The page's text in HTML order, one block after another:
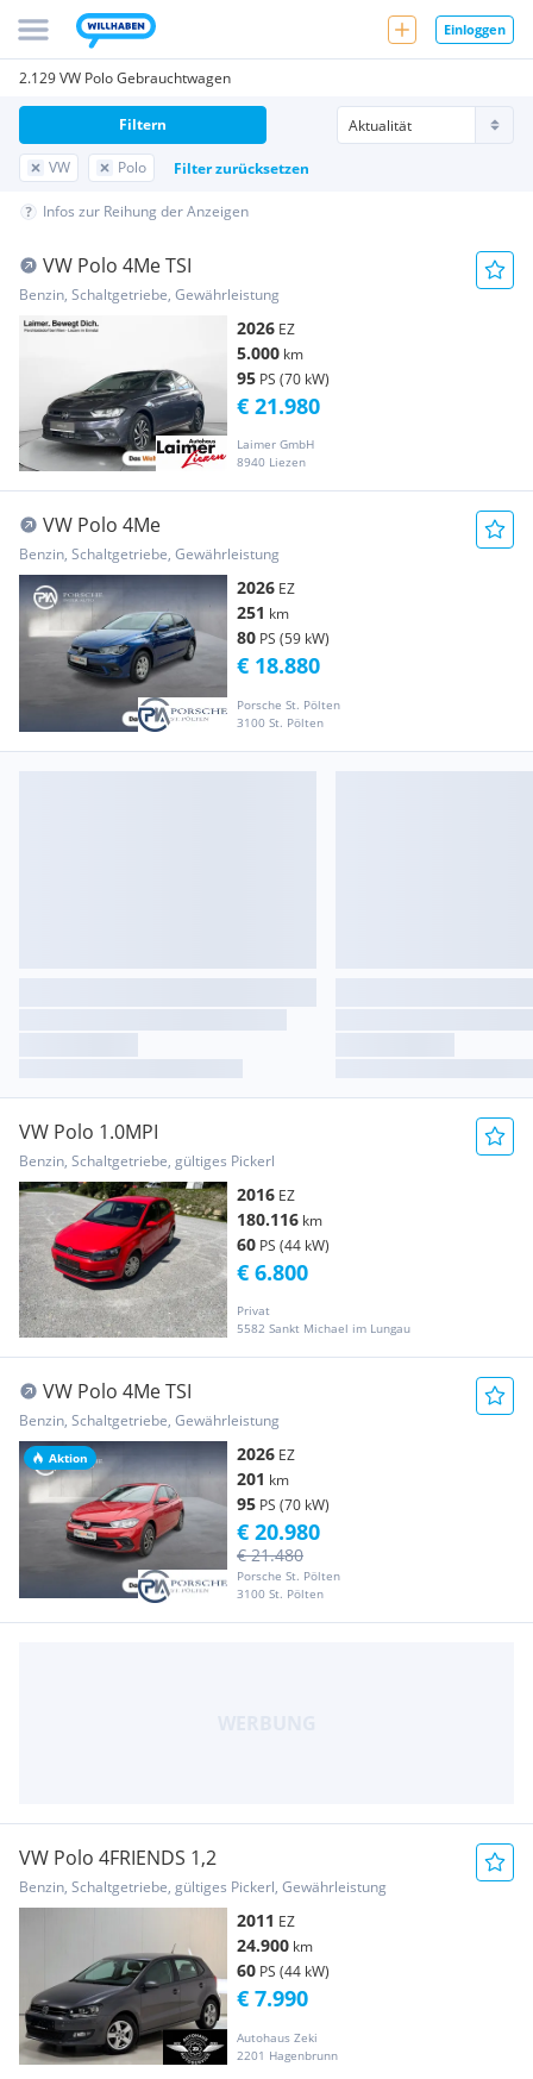
Einloggen
2.129 VW Polo Gebrauchtwagen
VW Polo Filter zurücksetzen
Filtern
Infos zur Reihung der Anzeigen
VW Polo 4Me TSI
Benzin, Schaltgetriebe, Gewährleistung
2026 EZ
5.000 km
95 PS (70 kW)
Laimer GmbH
8940 Liezen
€ 21.980
VW Polo 4Me
Benzin, Schaltgetriebe, Gewährleistung
2026 EZ
251 km
80 PS (59 kW)
Porsche St. Pölten
3100 St. Pölten
€ 18.880
VW Polo 1.0MPI
Benzin, Schaltgetriebe, gültiges Pickerl
2016 EZ
180.116 km
60 PS (44 kW)
Privat
5582 Sankt Michael im Lungau
€ 6.800
Aktion
VW Polo 4Me TSI
Benzin, Schaltgetriebe, Gewährleistung
2026 EZ
201 km
95 PS (70 kW)
Porsche St. Pölten
3100 St. Pölten
€ 21.480
€ 20.980
VW Polo 4FRIENDS 1,2
Benzin, Schaltgetriebe, gültiges Pickerl, Gewährleistung
2011 EZ
24.900 km
60 PS (44 kW)
Autohaus Zeki
2201 Hagenbrunn
€ 7.990